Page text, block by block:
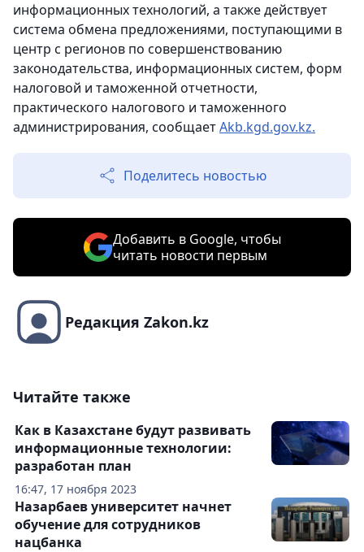
информационных технологий, а также действует
система обмена предложениями, поступающими в
центр с регионов по совершенствованию
законодательства, информационных систем, форм
налоговой и таможенной отчетности,
практического налогового и таможенного
администрирования, сообщаетАkb.kgd.gov.kz.
Поделитесь новостью
Добавить в Google, чтобы
читать новости первым
Редакция Zakon.kz
Читайте также
16:47, 17 ноября 2023
Как в Казахстане будут развивать
информационные технологии:
разработан план
Назарбаев университет начнет
обучение для сотрудников
нацбанка